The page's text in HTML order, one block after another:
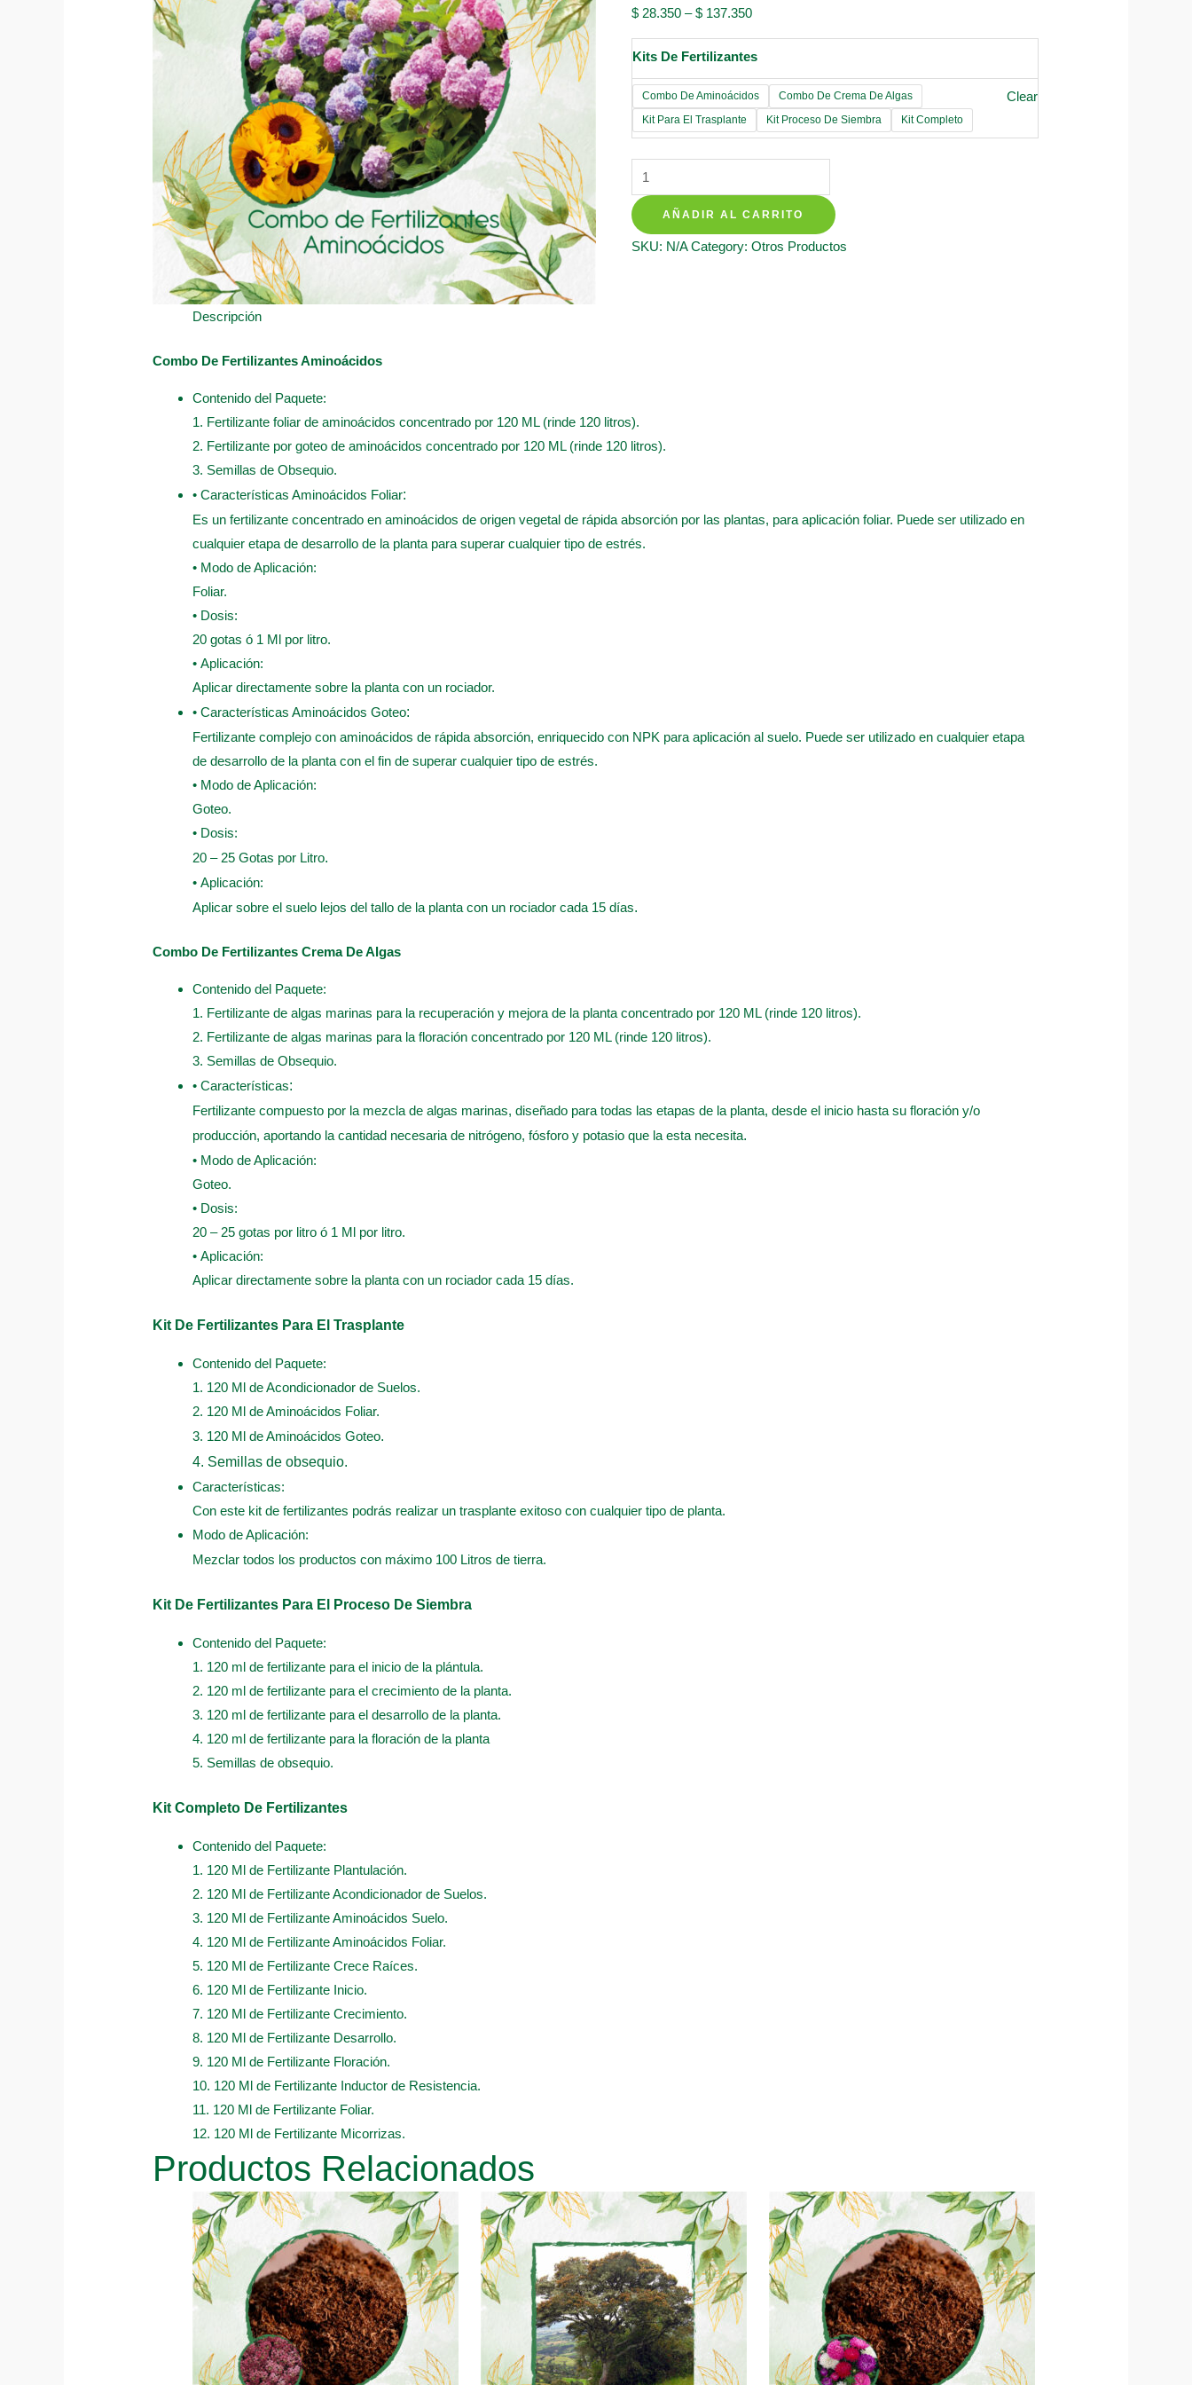
$ 28.350 –$ 137.350
Kits De Fertilizantes
Combo De Aminoácidos
Combo De Crema De Algas
Kit Para El Trasplante
Kit Proceso De Siembra Kit Completo
Clear
Kits
De
Fertilizantes
Para
AÑADIR AL CARRITO
SKU: N/A Category: Otros Productos
Descripción
Combo De Fertilizantes Aminoácidos
Contenido del Paquete:
1. Fertilizante foliar de aminoácidos concentrado por 120 ML (rinde 120 litros).
2. Fertilizante por goteo de aminoácidos concentrado por 120 ML (rinde 120 litros).
3. Semillas de Obsequio.
• Características Aminoácidos Foliar:
Es un fertilizante concentrado en aminoácidos de origen vegetal de rápida absorción por las plantas, para aplicación foliar. Puede ser utilizado en
cualquier etapa de desarrollo de la planta para superar cualquier tipo de estrés.
• Modo de Aplicación:
Foliar.
• Dosis:
20 gotas ó 1 Ml por litro.
• Aplicación:
Aplicar directamente sobre la planta con un rociador.
• Características Aminoácidos Goteo:
Fertilizante complejo con aminoácidos de rápida absorción, enriquecido con NPK para aplicación al suelo. Puede ser utilizado en cualquier etapa
de desarrollo de la planta con el fin de superar cualquier tipo de estrés.
• Modo de Aplicación:
Goteo.
• Dosis:
20 – 25 Gotas por Litro.
• Aplicación:
Aplicar sobre el suelo lejos del tallo de la planta con un rociador cada 15 días.
Combo De Fertilizantes Crema De Algas
Contenido del Paquete:
1. Fertilizante de algas marinas para la recuperación y mejora de la planta concentrado por 120 ML (rinde 120 litros).
2. Fertilizante de algas marinas para la floración concentrado por 120 ML (rinde 120 litros).
3. Semillas de Obsequio.
• Características:
Fertilizante compuesto por la mezcla de algas marinas, diseñado para todas las etapas de la planta, desde el inicio hasta su floración y/o
producción, aportando la cantidad necesaria de nitrógeno, fósforo y potasio que la esta necesita.
• Modo de Aplicación:
Goteo.
• Dosis:
20 – 25 gotas por litro ó 1 Ml por litro.
• Aplicación:
Aplicar directamente sobre la planta con un rociador cada 15 días.
Kit De Fertilizantes Para El Trasplante
Contenido del Paquete:
1. 120 Ml de Acondicionador de Suelos.
2. 120 Ml de Aminoácidos Foliar.
3. 120 Ml de Aminoácidos Goteo.
4. Semillas de obsequio.
Características:
Con este kit de fertilizantes podrás realizar un trasplante exitoso con cualquier tipo de planta.
Modo de Aplicación:
Mezclar todos los productos con máximo 100 Litros de tierra.
Kit De Fertilizantes Para El Proceso De Siembra
Contenido del Paquete:
1. 120 ml de fertilizante para el inicio de la plántula.
2. 120 ml de fertilizante para el crecimiento de la planta.
3. 120 ml de fertilizante para el desarrollo de la planta.
4. 120 ml de fertilizante para la floración de la planta
5. Semillas de obsequio.
Kit Completo De Fertilizantes
Contenido del Paquete:
1. 120 Ml de Fertilizante Plantulación.
2. 120 Ml de Fertilizante Acondicionador de Suelos.
3. 120 Ml de Fertilizante Aminoácidos Suelo.
4. 120 Ml de Fertilizante Aminoácidos Foliar.
5. 120 Ml de Fertilizante Crece Raíces.
6. 120 Ml de Fertilizante Inicio.
7. 120 Ml de Fertilizante Crecimiento.
8. 120 Ml de Fertilizante Desarrollo.
9. 120 Ml de Fertilizante Floración.
10. 120 Ml de Fertilizante Inductor de Resistencia.
11. 120 Ml de Fertilizante Foliar.
12. 120 Ml de Fertilizante Micorrizas.
Productos Relacionados